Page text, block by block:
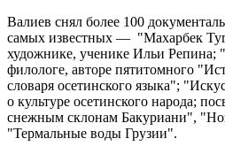
Валиев снял более 100
самых известных — "Махарбек
художнике, ученике Ильи Репина;
филологе, авторе пятитомного
словаря осетинского языка";
о культуре осетинского народа;
снежным склонам Бакуриани",
"Термальные воды Грузии".